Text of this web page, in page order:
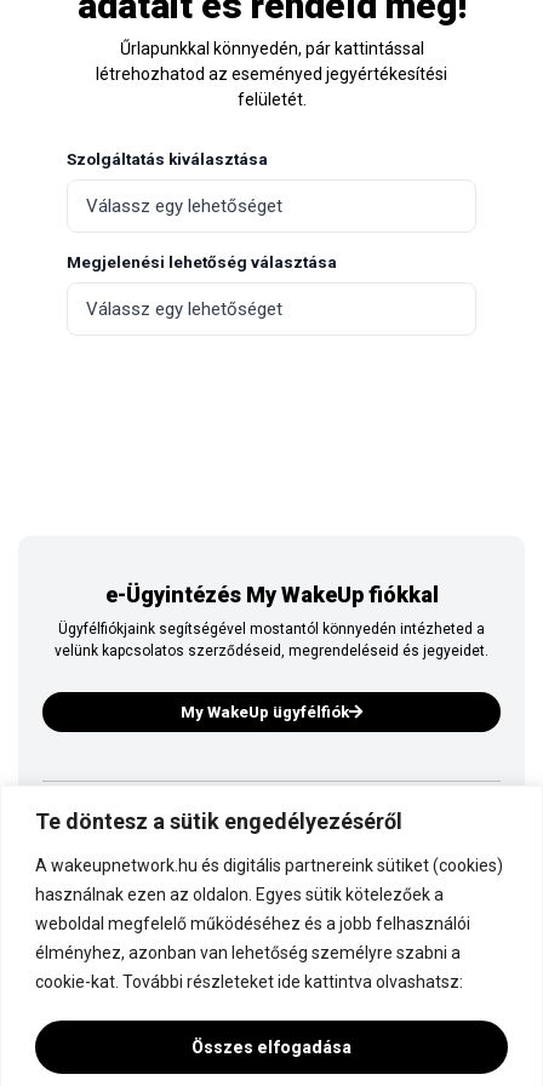
Te döntesz a sütik engedélyezéséről
A wakeupnetwork.hu és digitális partnereink sütiket (cookies)
használnak ezen az oldalon. Egyes sütik kötelezőek a
weboldal megfelelő működéséhez és a jobb felhasználói
élményhez, azonban van lehetőség személyre szabni a
cookie-kat. További részleteket ide kattintva olvashatsz:
Összes elfogadása
Űrlapunkkal könnyedén, pár kattintással
létrehozhatod az eseményed jegyértékesítési
felületét.
Szolgáltatás kiválasztása
Megjelenési lehetőség választása
e-Ügyintézés My WakeUp fiókkal
Ügyfélfiókjaink segítségével mostantól könnyedén intézheted a
velünk kapcsolatos szerződéseid, megrendeléseid és jegyeidet.
My WakeUp ügyfélfiók
Ez is a WakeUp
Kapcsolódj a WakeUp-hoz!
Dokumentáció